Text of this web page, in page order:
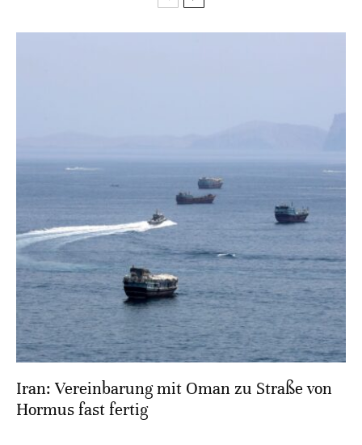
Iran: Vereinbarung mit Oman zu Straße von
Hormus fast fertig